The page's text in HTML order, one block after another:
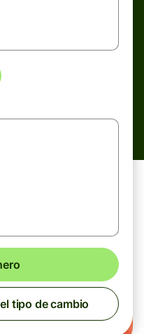
tipo de cambio